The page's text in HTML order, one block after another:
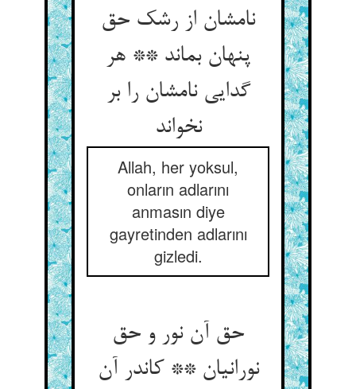
نامشان از رشک حق
پنهان بماند ** هر
گدایی نامشان را بر
نخواند
Allah, her yoksul,
onların adlarını
anmasın diye
gayretinden adlarını
gizledi.
حق آن نور و حق
نورانیان ** کاندر آن